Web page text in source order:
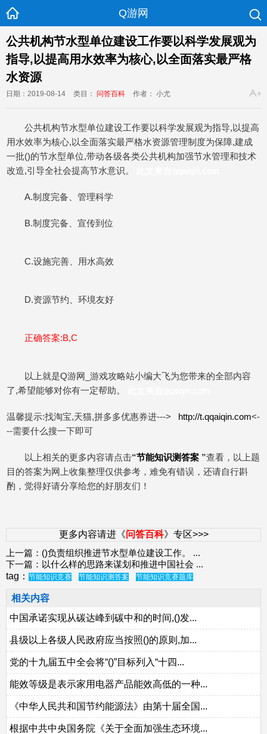
Q游网
公共机构节水型单位建设工作要以科学发展观为
指导,以提高用水效率为核心,以全面落实最严格
水资源
日期：2019-08-14 类目： 问答百科 作者： 小尤
公共机构节水型单位建设工作要以科学发展观为指导,以提高
用水效率为核心,以全面落实最严格水资源管理制度为保障,建成
一批()的节水型单位,带动各级各类公共机构加强节水管理和技术
改造,引导全社会提高节水意识。
A.制度完备、管理科学
B.制度完备、宣传到位
C.设施完善、用水高效
D.资源节约、环境友好
正确答案:B,C
以上就是Q游网_游戏攻略站小编大飞为您带来的全部内容
了,希望能够对你有一定帮助。
温馨提示:找淘宝,天猫,拼多多优惠券进---> http://t.qqaiqin.com<-
--需要什么搜一下即可
以上相关的更多内容请点击“节能知识测答案 ”查看，以上题
目的答案为网上收集整理仅供参考，难免有错误，还请自行斟
酌，觉得好请分享给您的好朋友们！
更多内容请进《问答百科》专区>>>
上一篇： ()负责组织推进节水型单位建设工作。
...
下一篇： 以什么样的思路来谋划和推进中国社会 ...
tag： 节能知识竞赛 节能知识测答案 节能知识竞赛题库
相关内容
中国承诺实现从碳达峰到碳中和的时间,()发...
县级以上各级人民政府应当按照()的原则,加...
党的十九届五中全会将“()”目标列入“十四...
能效等级是表示家用电器产品能效高低的一种...
《中华人民共和国节约能源法》由第十届全国...
根据中共中央国务院《关于全面加强生态环境...